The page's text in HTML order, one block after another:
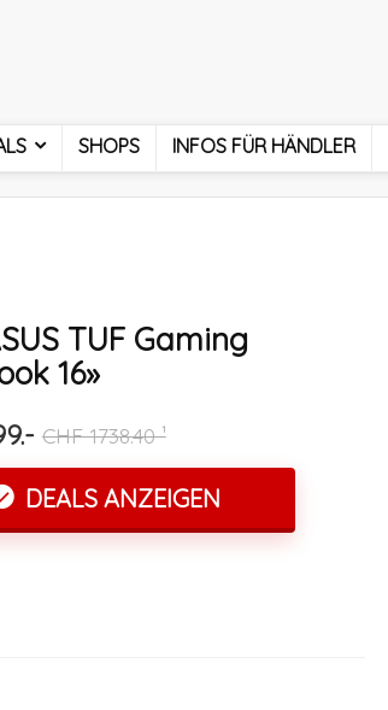
SHOPS INFOS FÜR HÄNDLER
TUF Gaming
16»
CHF 1738.40 ¹
DEALS ANZEIGEN